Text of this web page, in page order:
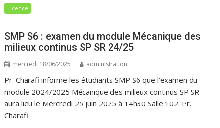
Licence
SMP S6 : examen du module Mécanique des
milieux continus SP SR 24/25
mercredi 18/06/2025 administration
Pr. Charafi informe les étudiants SMP S6 que l’examen du
module 2024/2025 Mécanique des milieux continus SP SR
aura lieu le Mercredi 25 juin 2025 à 14h30 Salle 102. Pr.
Charafi